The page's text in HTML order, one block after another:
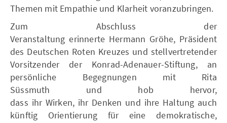
Themen mit Empathie und Klarheit voranzubringen.
Zum Abschluss der
Veranstaltung erinnerte Hermann Gröhe, Präsident
des Deutschen Roten Kreuzes und stellvertretender
Vorsitzender der Konrad-Adenauer-Stiftung, an
persönliche Begegnungen mit Rita
Süssmuth und hob hervor,
dass ihr Wirken, ihr Denken und ihre Haltung auch
künftig Orientierung für eine demokratische,